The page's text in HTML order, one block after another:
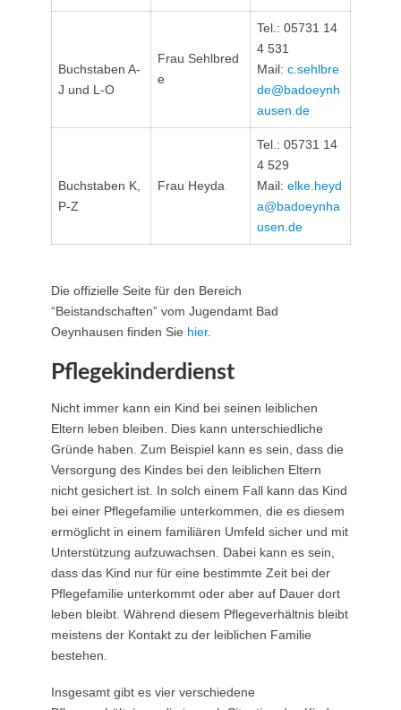
Buchstaben A-
J und L-O
Frau Sehlbred
e
Tel.: 05731 14
4 531
Mail: c.sehlbre
de@​badoeynh
ausen.de
Buchstaben K,
P-Z
Frau Heyda
Tel.: 05731 14
4 529
Mail: elke.heyd
a@​badoeynha
usen.de
Die offizielle Seite für den Bereich
“Beistandschaften” vom Jugendamt Bad
Oeynhausen finden Sie hier.
Pflegekinderdienst
Nicht immer kann ein Kind bei seinen leiblichen
Eltern leben bleiben. Dies kann unterschiedliche
Gründe haben. Zum Beispiel kann es sein, dass die
Versorgung des Kindes bei den leiblichen Eltern
nicht gesichert ist. In solch einem Fall kann das Kind
bei einer Pflegefamilie unterkommen, die es diesem
ermöglicht in einem familiären Umfeld sicher und mit
Unterstützung aufzuwachsen. Dabei kann es sein,
dass das Kind nur für eine bestimmte Zeit bei der
Pflegefamilie unterkommt oder aber auf Dauer dort
leben bleibt. Während diesem Pflegeverhältnis bleibt
meistens der Kontakt zu der leiblichen Familie
bestehen.
Insgesamt gibt es vier verschiedene